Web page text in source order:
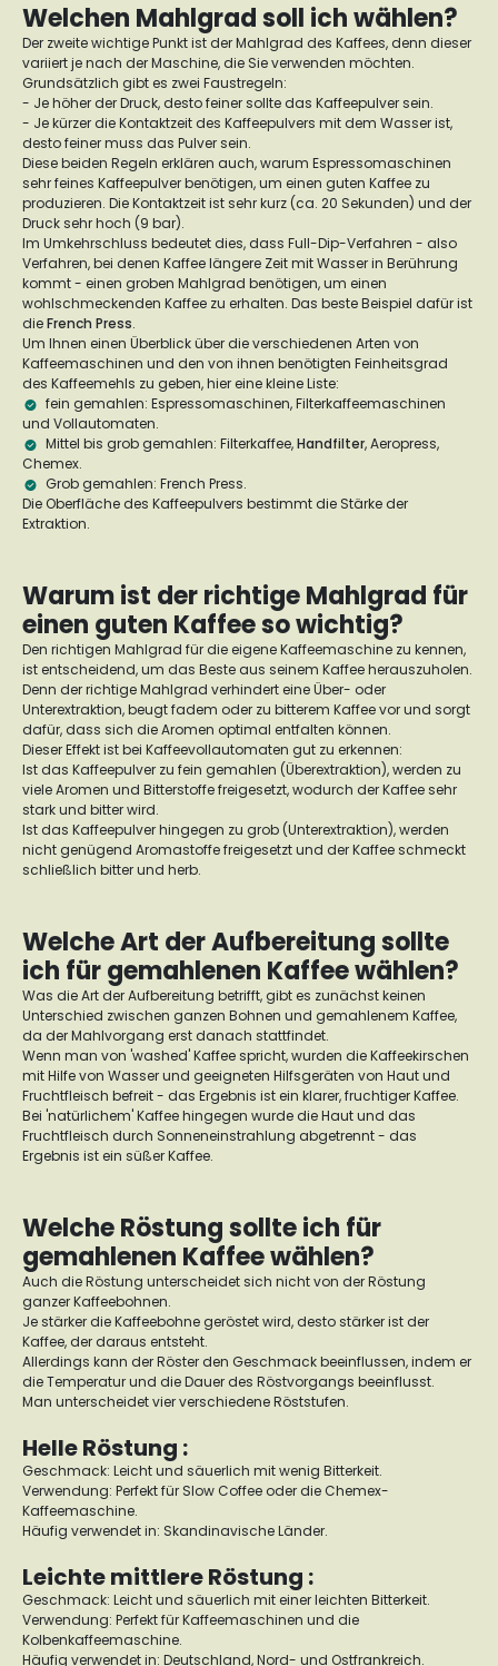
Welchen Mahlgrad soll ich wählen?
Der zweite wichtige Punkt ist der Mahlgrad des Kaffees, denn dieser
variiert je nach der Maschine, die Sie verwenden möchten.
Grundsätzlich gibt es zwei Faustregeln:
- Je höher der Druck, desto feiner sollte das Kaffeepulver sein.
- Je kürzer die Kontaktzeit des Kaffeepulvers mit dem Wasser ist,
desto feiner muss das Pulver sein.
Diese beiden Regeln erklären auch, warum Espressomaschinen
sehr feines Kaffeepulver benötigen, um einen guten Kaffee zu
produzieren. Die Kontaktzeit ist sehr kurz (ca. 20 Sekunden) und der
Druck sehr hoch (9 bar).
Im Umkehrschluss bedeutet dies, dass Full-Dip-Verfahren - also
Verfahren, bei denen Kaffee längere Zeit mit Wasser in Berührung
kommt - einen groben Mahlgrad benötigen, um einen
wohlschmeckenden Kaffee zu erhalten. Das beste Beispiel dafür ist
dieFrench Press.
Um Ihnen einen Überblick über die verschiedenen Arten von
Kaffeemaschinen und den von ihnen benötigten Feinheitsgrad
des Kaffeemehls zu geben, hier eine kleine Liste:
fein gemahlen: Espressomaschinen, Filterkaffeemaschinen
und Vollautomaten.
Mittel bis grob gemahlen: Filterkaffee,Handfilter, Aeropress,
Chemex.
Grob gemahlen: French Press.
Die Oberfläche des Kaffeepulvers bestimmt die Stärke der
Extraktion.
Warum ist der richtige Mahlgrad für
einen guten Kaffee so wichtig?
Den richtigen Mahlgrad für die eigene Kaffeemaschine zu kennen,
ist entscheidend, um das Beste aus seinem Kaffee herauszuholen.
Denn der richtige Mahlgrad verhindert eine Über- oder
Unterextraktion, beugt fadem oder zu bitterem Kaffee vor und sorgt
dafür, dass sich die Aromen optimal entfalten können.
Dieser Effekt ist bei Kaffeevollautomaten gut zu erkennen:
Ist das Kaffeepulver zu fein gemahlen (Überextraktion), werden zu
viele Aromen und Bitterstoffe freigesetzt, wodurch der Kaffee sehr
stark und bitter wird.
Ist das Kaffeepulver hingegen zu grob (Unterextraktion), werden
nicht genügend Aromastoffe freigesetzt und der Kaffee schmeckt
schließlich bitter und herb.
Welche Art der Aufbereitung sollte
ich für gemahlenen Kaffee wählen?
Was die Art der Aufbereitung betrifft, gibt es zunächst keinen
Unterschied zwischen ganzen Bohnen und gemahlenem Kaffee,
da der Mahlvorgang erst danach stattfindet.
Wenn man von 'washed' Kaffee spricht, wurden die Kaffeekirschen
mit Hilfe von Wasser und geeigneten Hilfsgeräten von Haut und
Fruchtfleisch befreit - das Ergebnis ist ein klarer, fruchtiger Kaffee.
Bei 'natürlichem' Kaffee hingegen wurde die Haut und das
Fruchtfleisch durch Sonneneinstrahlung abgetrennt - das
Ergebnis ist ein süßer Kaffee.
Welche Röstung sollte ich für
gemahlenen Kaffee wählen?
Auch die Röstung unterscheidet sich nicht von der Röstung
ganzer Kaffeebohnen.
Je stärker die Kaffeebohne geröstet wird, desto stärker ist der
Kaffee, der daraus entsteht.
Allerdings kann der Röster den Geschmack beeinflussen, indem er
die Temperatur und die Dauer des Röstvorgangs beeinflusst.
Man unterscheidet vier verschiedene Röststufen.
Helle Röstung :
Geschmack: Leicht und säuerlich mit wenig Bitterkeit.
Verwendung: Perfekt für Slow Coffee oder die Chemex-
Kaffeemaschine.
Häufig verwendet in: Skandinavische Länder.
Leichte mittlere Röstung :
Geschmack: Leicht und säuerlich mit einer leichten Bitterkeit.
Verwendung: Perfekt für Kaffeemaschinen und die
Kolbenkaffeemaschine.
Häufig verwendet in: Deutschland, Nord- und Ostfrankreich.